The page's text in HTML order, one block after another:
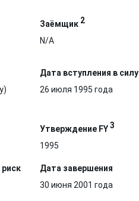
Заёмщик 2
N/A
Дата вступления в силу
26 июля 1995 года
Утверждение FY3
1995
Дата завершения
30 июня 2001 года